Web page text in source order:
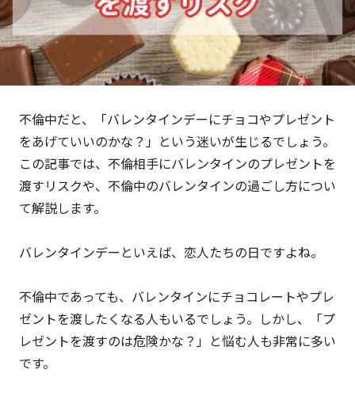
不倫中だと、「バレンタインデーにチョコやプレゼント
をあげていいのかな？」という迷いが生じるでしょう。
この記事では、不倫相手にバレンタインのプレゼントを
渡すリスクや、不倫中のバレンタインの過ごし方につい
て解説します。
バレンタインデーといえば、恋人たちの日ですよね。
不倫中であっても、バレンタインにチョコレートやプレ
ゼントを渡したくなる人もいるでしょう。しかし、「プ
レゼントを渡すのは危険かな？」と悩む人も非常に多い
です。